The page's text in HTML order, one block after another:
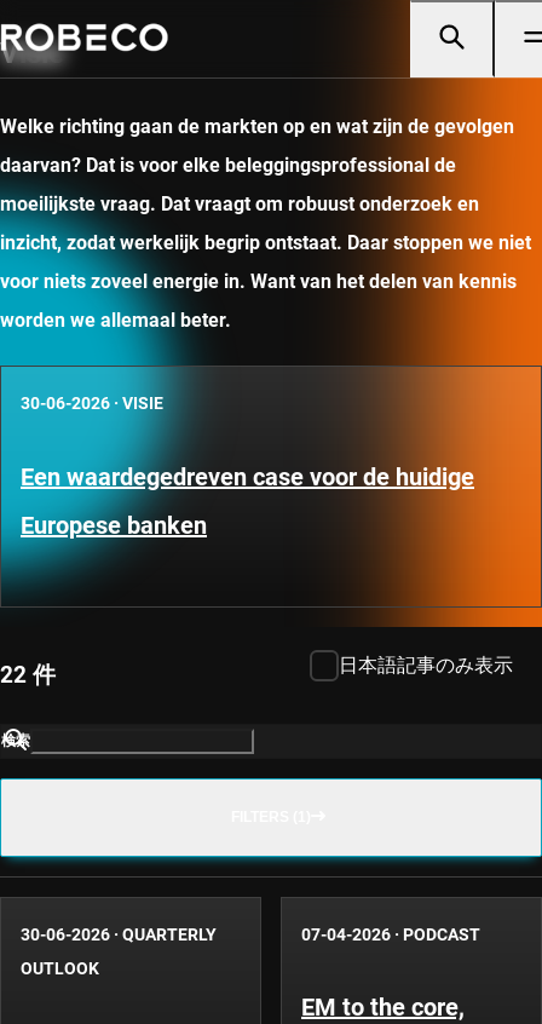
Visie
Welke richting gaan de markten op en wat zijn de gevolgen
daarvan? Dat is voor elke beleggingsprofessional de
moeilijkste vraag. Dat vraagt om robuust onderzoek en
inzicht, zodat werkelijk begrip ontstaat. Daar stoppen we niet
voor niets zoveel energie in. Want van het delen van kennis
worden we allemaal beter.
30-06-2026 · VISIE
Een waardegedreven case voor de huidige
Europese banken
22 件 日本語記事のみ表示
検索
30-06-2026 · QUARTERLY
OUTLOOK
07-04-2026 · PODCAST
EM to the core,